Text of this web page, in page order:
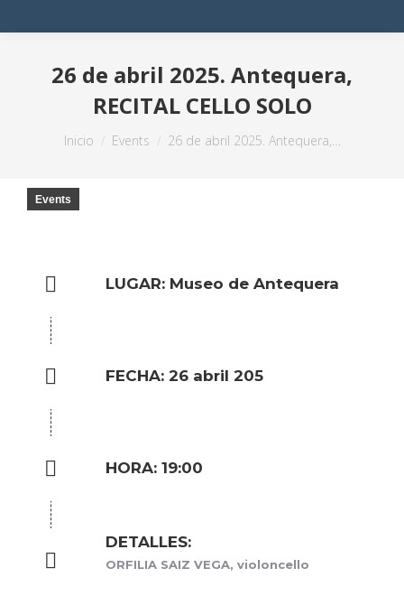
26 de abril 2025. Antequera,
RECITAL CELLO SOLO
Estás aquí:
Inicio Events 26 de abril 2025. Antequera,…
Events
LUGAR: Museo de Antequera
FECHA: 26 abril 205
HORA: 19:00
DETALLES:
ORFILIA SAIZ VEGA, violoncello